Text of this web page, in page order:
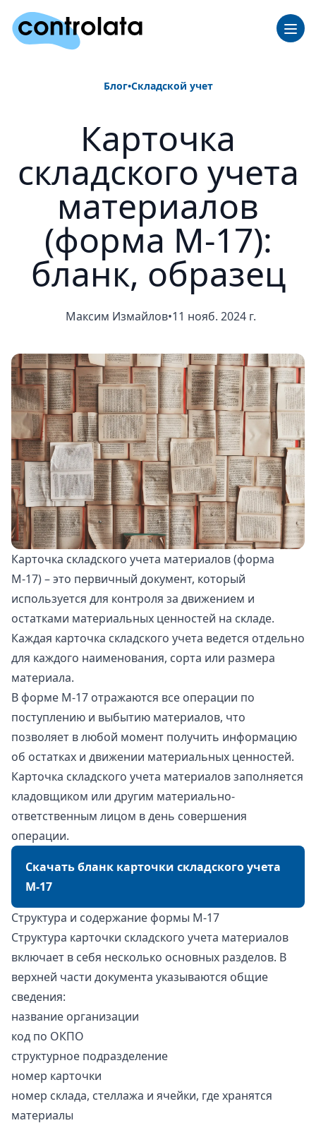
Блог•Складской учет
Карточка
складского учета
материалов
(форма М-17):
бланк, образец
Максим Измайлов•11 нояб. 2024 г.
Карточка складского учета материалов (форма
М-17) – это первичный документ, который
используется для контроля за движением и
остатками материальных ценностей на складе.
Каждая карточка складского учета ведется отдельно
для каждого наименования, сорта или размера
материала.
В форме М-17 отражаются все операции по
поступлению и выбытию материалов, что
позволяет в любой момент получить информацию
об остатках и движении материальных ценностей.
Карточка складского учета материалов заполняется
кладовщиком или другим материально-
ответственным лицом в день совершения
операции.
Скачать бланк карточки складского учета
М-17
Структура и содержание формы М-17
Структура карточки складского учета материалов
включает в себя несколько основных разделов. В
верхней части документа указываются общие
сведения:
название организации
код по ОКПО
структурное подразделение
номер карточки
номер склада, стеллажа и ячейки, где хранятся
материалы